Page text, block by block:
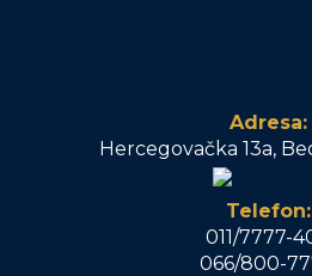
Adresa:
Hercegovačka 13a,
Telefon:
011/7777-
066/800-